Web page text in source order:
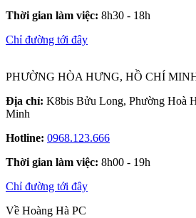
Thời gian làm việc: 8h30 - 18h
Chỉ đường tới đây
PHƯỜNG HÒA HƯNG, HỒ CHÍ
Địa chỉ: K8bis Bửu Long, Phường Hoà
Minh
Hotline: 0968.123.666
Thời gian làm việc: 8h00 - 19h
Chỉ đường tới đây
Về Hoàng Hà PC